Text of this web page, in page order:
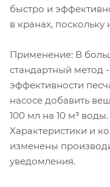
быстро и
в кранах, поскольку
Применение: В
стандартный метод
эффективности
насосе добавить
100 мл на 10 м³
Характеристики и
изменены
уведомления.